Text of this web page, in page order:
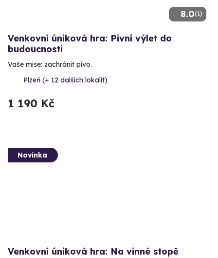
8.0(1)
Venkovní úniková hra: Pivní výlet do
budoucnosti
Vaše mise: zachránit pivo.
Plzeň (+ 12 dalších lokalit)
1 190 Kč
Novinka
Venkovní úniková hra: Na vinné stopě